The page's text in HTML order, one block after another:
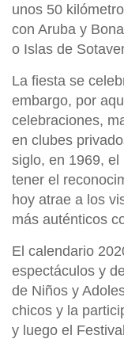
unos 50
con Aruba y
o Islas de
La fiesta se
embargo, por
celebraciones,
en clubes
siglo, en 1969,
tener el
hoy atrae a los
más auténticos
El calendario
espectáculos y
de Niños y
chicos y la
y luego el